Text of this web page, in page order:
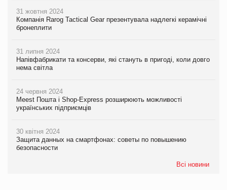
31 жовтня 2024
Компанія Rarog Tactical Gear презентувала надлегкі керамічні
бронеплити
31 липня 2024
Напівфабрикати та консерви, які стануть в пригоді, коли довго
нема світла
24 червня 2024
Meest Пошта і Shop-Express розширюють можливості
українських підприємців
30 квітня 2024
Защита данных на смартфонах: советы по повышению
безопасности
Всі новини